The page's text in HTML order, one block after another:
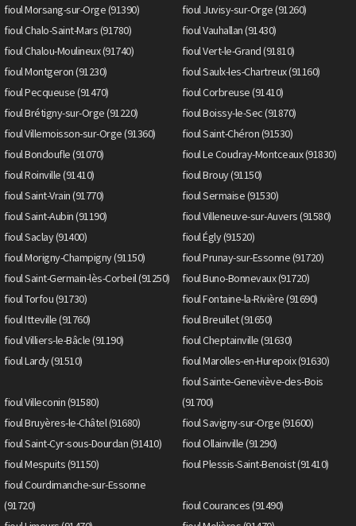
fioul Morsang-sur-Orge (91390)
fioul Juvisy-sur-Orge (91260)
fioul Chalo-Saint-Mars (91780)
fioul Vauhallan (91430)
fioul Chalou-Moulineux (91740)
fioul Vert-le-Grand (91810)
fioul Montgeron (91230)
fioul Saulx-les-Chartreux (91160)
fioul Pecqueuse (91470)
fioul Corbreuse (91410)
fioul Brétigny-sur-Orge (91220)
fioul Boissy-le-Sec (91870)
fioul Villemoisson-sur-Orge (91360)
fioul Saint-Chéron (91530)
fioul Bondoufle (91070)
fioul Le Coudray-Montceaux (91830)
fioul Roinville (91410)
fioul Brouy (91150)
fioul Saint-Vrain (91770)
fioul Sermaise (91530)
fioul Saint-Aubin (91190)
fioul Villeneuve-sur-Auvers (91580)
fioul Saclay (91400)
fioul Égly (91520)
fioul Morigny-Champigny (91150)
fioul Prunay-sur-Essonne (91720)
fioul Saint-Germain-lès-Corbeil (91250)
fioul Buno-Bonnevaux (91720)
fioul Torfou (91730)
fioul Fontaine-la-Rivière (91690)
fioul Itteville (91760)
fioul Breuillet (91650)
fioul Villiers-le-Bâcle (91190)
fioul Cheptainville (91630)
fioul Lardy (91510)
fioul Marolles-en-Hurepoix (91630)
fioul Villeconin (91580)
fioul Sainte-Geneviève-des-Bois
(91700)
fioul Bruyères-le-Châtel (91680)
fioul Savigny-sur-Orge (91600)
fioul Saint-Cyr-sous-Dourdan (91410)
fioul Ollainville (91290)
fioul Mespuits (91150)
fioul Plessis-Saint-Benoist (91410)
fioul Courdimanche-sur-Essonne
(91720)
fioul Courances (91490)